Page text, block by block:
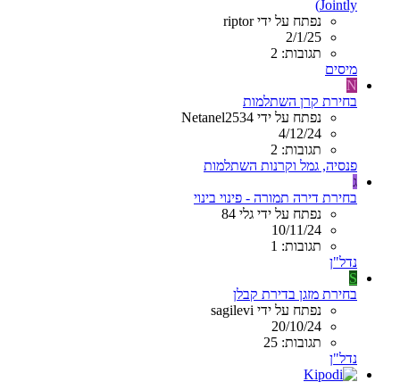
Jointly)
נפתח על ידי riptor
2/1/25
תגובות: 2
מיסים
N
בחירת קרן השתלמות
נפתח על ידי Netanel2534
4/12/24
תגובות: 2
פנסיה, גמל וקרנות השתלמות
ג
בחירת דירה תמורה - פינוי בינוי
נפתח על ידי גלי 84
10/11/24
תגובות: 1
נדל"ן
S
בחירת מזגן בדירת קבלן
נפתח על ידי sagilevi
20/10/24
תגובות: 25
נדל"ן